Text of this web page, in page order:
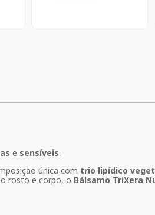
e sensíveis.
única com trio lipídico
rosto e corpo, o Bálsamo TriXera